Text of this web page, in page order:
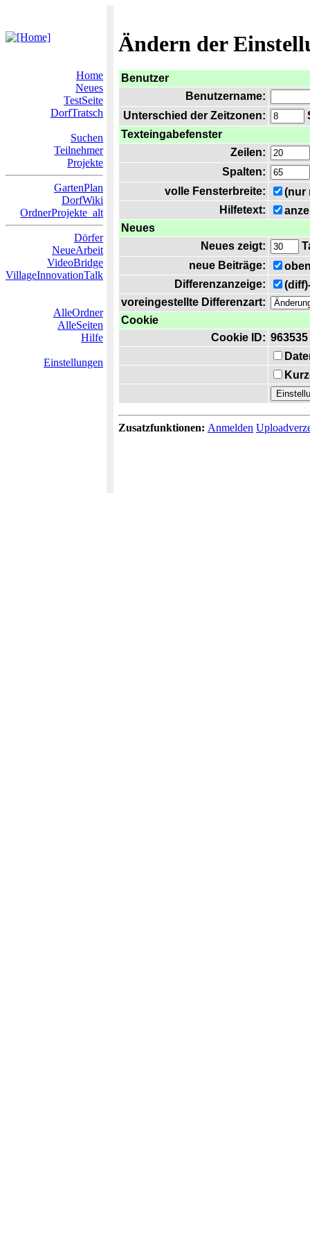
Ändern der
Home
Neues
TestSeite
DorfTratsch
Suchen
Teilnehmer
Projekte
GartenPlan
DorfWiki
OrdnerProjekte_alt
Dörfer
NeueArbeit
VideoBridge
VillageInnovationTalk
AlleOrdner
AlleSeiten
Hilfe
Einstellungen
Benutzer
Benutzername:
Unterschied der Zeitzonen:
Texteingabefenster
Zeilen:
Spalten:
volle Fensterbreite:
(nur
Hilfetext:
Neues
Neues zeigt:
neue Beiträge:
Differenzanzeige:
voreingestellte Differenzart:
Cookie
Cookie ID: 963535
Zusatzfunktionen: Anmelden